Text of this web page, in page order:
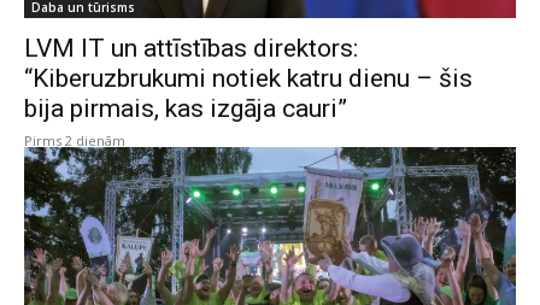
Daba un tūrisms
LVM IT un attīstības direktors:
“Kiberuzbrukumi notiek katru dienu – šis
bija pirmais, kas izgāja cauri”
Pirms 2 dienām